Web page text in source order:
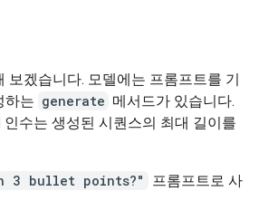
보겠습니다. 모델에는 프롬프트를 기
하는 generate 메서드가 있습니다.
인수는 생성된 시퀀스의 최대 길이를
3 bullet points?"
프롬프트로 사